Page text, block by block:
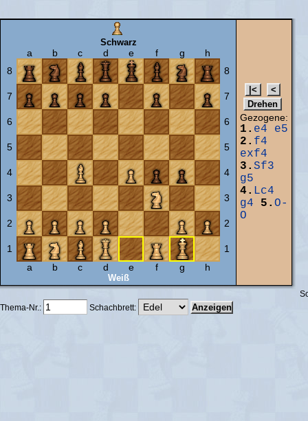
Schwarz
a b c d e f g
h
8
8
7 7
6 6
5 5
4 4
3 3
2 2
1
1
a
b c d e f g h
Weiß
Gezogene:
1. e4
e5
2. f4
exf4
3. Sf3
g5
4. Lc4
g4
5. O-
O
Thema-Nr.:
Schachbrett: